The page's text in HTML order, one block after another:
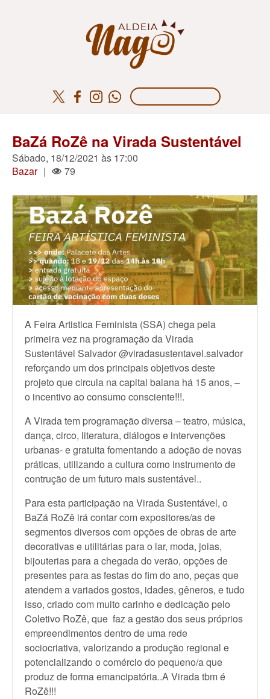
BaZá RoZê na Virada Sustentável
Sábado, 18/12/2021 às 17:00
Bazar | 79
A Feira Artistica Feminista (SSA) chega pela
primeira vez na programação da Virada
Sustentável Salvador @viradasustentavel.salvador
reforçando um dos principais objetivos deste
projeto que circula na capital baiana há 15 anos, –
o incentivo ao consumo consciente!!!.
A Virada tem programação diversa – teatro, música,
dança, circo, literatura, diálogos e intervenções
urbanas- e gratuita fomentando a adoção de novas
práticas, utilizando a cultura como instrumento de
contrução de um futuro mais sustentável..
Para esta participação na Virada Sustentável, o
BaZá RoZê irá contar com expositores/as de
segmentos diversos com opções de obras de arte
decorativas e utilitárias para o lar, moda, joias,
bijouterias para a chegada do verão, opções de
presentes para as festas do fim do ano, peças que
atendem a variados gostos, idades, gêneros, e tudo
isso, criado com muito carinho e dedicação pelo
Coletivo RoZê, que faz a gestão dos seus próprios
empreendimentos dentro de uma rede
sociocriativa, valorizando a produção regional e
potencializando o comércio do pequeno/a que
produz de forma emancipatória..A Virada tbm é
RoZê!!!